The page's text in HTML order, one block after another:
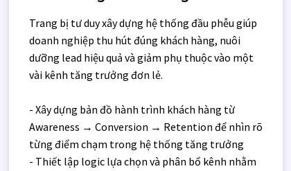
Trang bị tư duy xây dựng hệ thống đầu phễu giúp
doanh nghiệp thu hút đúng khách hàng, nuôi
dưỡng lead hiệu quả và giảm phụ thuộc vào một
vài kênh tăng trưởng đơn lẻ.
- Xây dựng bản đồ hành trình khách hàng từ
Awareness → Conversion → Retention để nhìn rõ
từng điểm chạm trong hệ thống tăng trưởng
- Thiết lập logic lựa chọn và phân bổ kênh nhằm